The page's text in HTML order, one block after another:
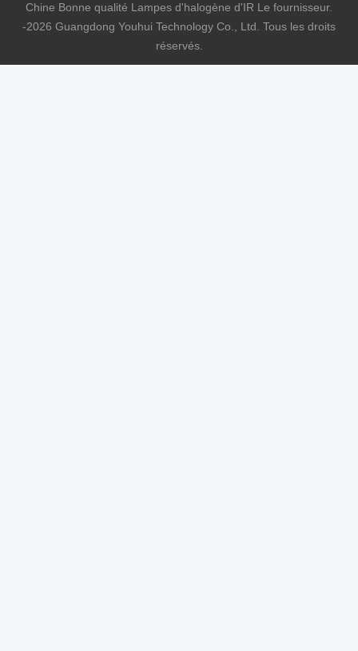
Chine Bonne qualité Lampes d'halogène d'IR Le fournisseur.
-2026 Guangdong Youhui Technology Co., Ltd. Tous les droits
réservés.